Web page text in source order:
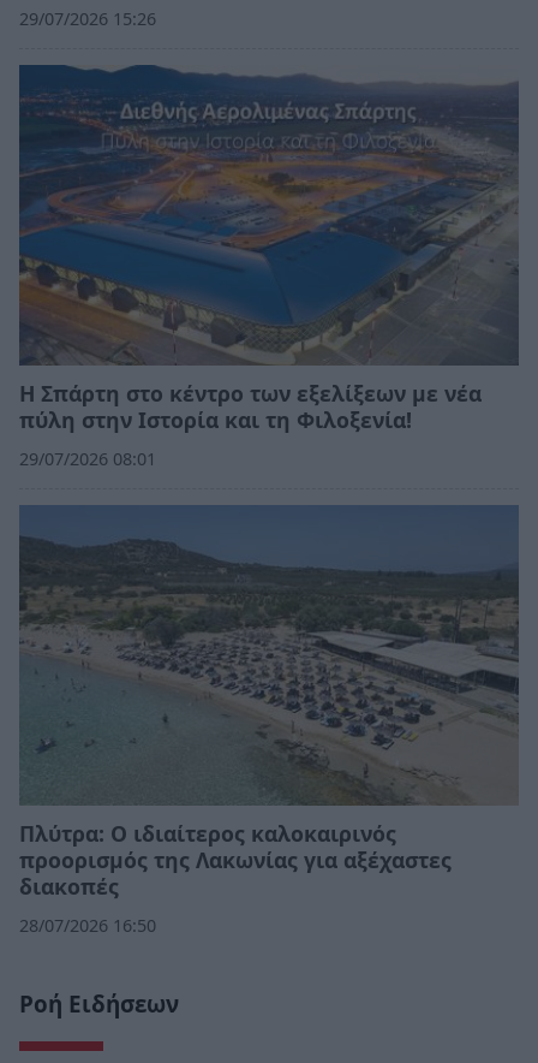
29/07/2026 15:26
Η Σπάρτη στο κέντρο των εξελίξεων με νέα
πύλη στην Ιστορία και τη Φιλοξενία!
29/07/2026 08:01
Πλύτρα: Ο ιδιαίτερος καλοκαιρινός
προορισμός της Λακωνίας για αξέχαστες
διακοπές
28/07/2026 16:50
Ροή Ειδήσεων